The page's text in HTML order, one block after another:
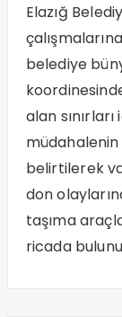
Elazığ
belediye
alan
belirtilerek
don
taşıma
ricada